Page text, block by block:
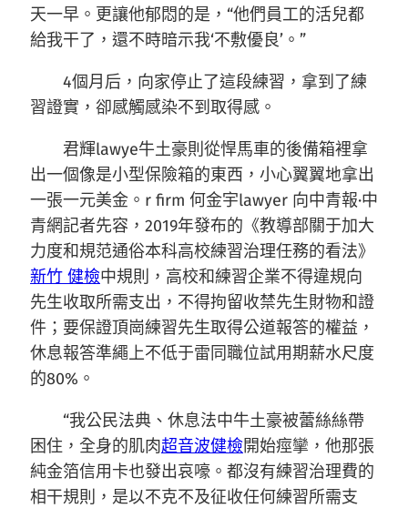
天一早。更讓他郁悶的是，“他們員工的活兒都
給我干了，還不時暗示我‘不敷優良’。”
4個月后，向家停止了這段練習，拿到了練
習證實，卻感觸感染不到取得感。
君輝lawye牛土豪則從悍馬車的後備箱裡拿
出一個像是小型保險箱的東西，小心翼翼地拿出
一張一元美金。r firm 何金宇lawyer 向中青報·中
青網記者先容，2019年發布的《教導部關于加大
力度和規范通俗本科高校練習治理任務的看法》
新竹 健檢中規則，高校和練習企業不得違規向
先生收取所需支出，不得拘留收禁先生財物和證
件；要保證頂崗練習先生取得公道報答的權益，
休息報答準繩上不低于雷同職位試用期薪水尺度
的80%。
“我公民法典、休息法中牛土豪被蕾絲絲帶
困住，全身的肌肉超音波健檢開始痙攣，他那張
純金箔信用卡也發出哀嚎。都沒有練習治理費的
相干規則，是以不克不及征收任何練習所需支